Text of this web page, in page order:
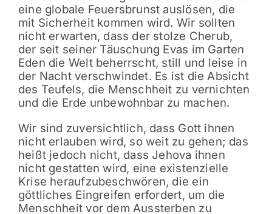
eine globale Feuersbrunst auslösen, die
mit Sicherheit kommen wird. Wir sollten
nicht erwarten, dass der stolze Cherub,
der seit seiner Täuschung Evas im Garten
Eden die Welt beherrscht, still und leise in
der Nacht verschwindet. Es ist die Absicht
des Teufels, die Menschheit zu vernichten
und die Erde unbewohnbar zu machen.
Wir sind zuversichtlich, dass Gott ihnen
nicht erlauben wird, so weit zu gehen; das
heißt jedoch nicht, dass Jehova ihnen
nicht gestatten wird, eine existenzielle
Krise heraufzubeschwören, die ein
göttliches Eingreifen erfordert, um die
Menschheit vor dem Aussterben zu